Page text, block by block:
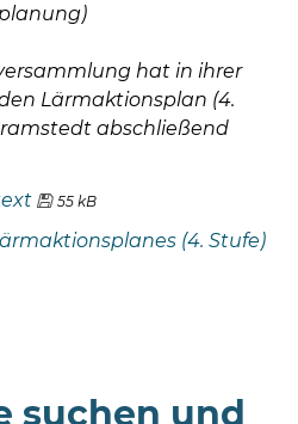
hat in ihrer
Lärmaktionsplan (4.
abschließend
55 kB
(4. Stufe)
suchen und